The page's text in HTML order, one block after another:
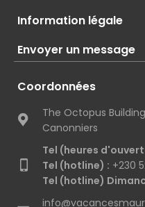
Information légale
Envoyer un message
Coordonnées
The Octopus
Canonniers
Tel (heures
Tel (hotline) : +230
Tel (hotline)